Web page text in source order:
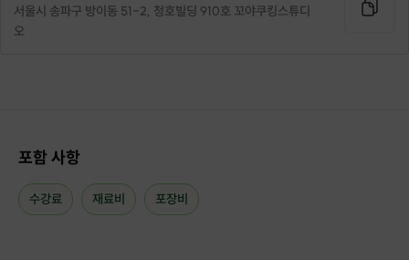
서울시 송파구 방이동 51-2, 청호빌딩 910호 꼬야쿠킹스튜디
오
포함 사항
수강료 재료비 포장비